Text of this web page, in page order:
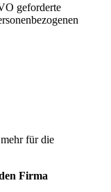
geforderte
für die
Firma